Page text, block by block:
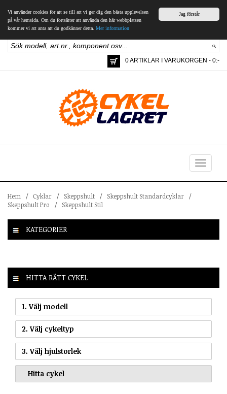
Jag förstår
Vi använder cookies för att se till att vi ger dig den bästa upplevelsen
på vår hemsida. Om du fortsätter att använda den här webbplatsen
kommer vi att anta att du godkänner detta. Mer information
0 ARTIKLAR I VARUKORGEN - 0:-
Toggle
navigation
Hem / Cyklar / Skeppshult / Skeppshult Standardcyklar
/
Skeppshult Pro
/ Skeppshult Stil
KATEGORIER
HITTA RÄTT CYKEL
1. Välj modell
2. Välj cykeltyp
3. Välj hjulstorlek